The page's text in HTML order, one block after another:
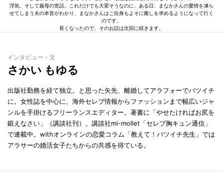
浮気、そして義母の世話。これだけでも大変そうなのに、ある日、まなかさんの愛情を凍ら
せてしまう夫の本音がわかり、まなかさんはご自身もよそに癒しを求めるようになって行く
のです。
長くなったので、そのお話は次回に続きます。
インタビュー・文
さかい もゆる
出版社勤務を経て独立。と思った矢先、離婚してアラフォーでバツイチ
に。女性誌を中心に、海外セレブ情報からファッションまで幅広いジャ
ンルを手掛けるフリーランスエディター。著書に「やせたければお尻を
鍛えなさい」（講談社刊）。講談社mi-mollet「セレブ胸キュン通信」
で連載中。withオンラインの恋愛コラム「教えて！バツイチ先生」では
アラサーの婚活女子たちからの共感を得ている。